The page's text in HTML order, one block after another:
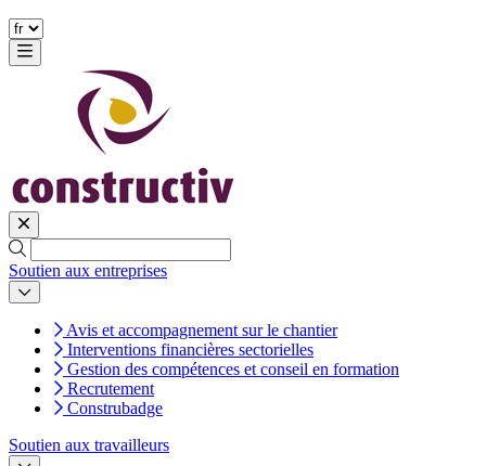
Soutien aux entreprises
Avis et accompagnement sur le chantier
Interventions financières sectorielles
Gestion des compétences et conseil en formation
Recrutement
Construbadge
Soutien aux travailleurs